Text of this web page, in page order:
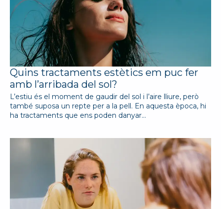
Quins tractaments estètics em puc fer
amb l’arribada del sol?
L’estiu és el moment de gaudir del sol i l’aire lliure, però
també suposa un repte per a la pell. En aquesta època, hi
ha tractaments que ens poden danyar…